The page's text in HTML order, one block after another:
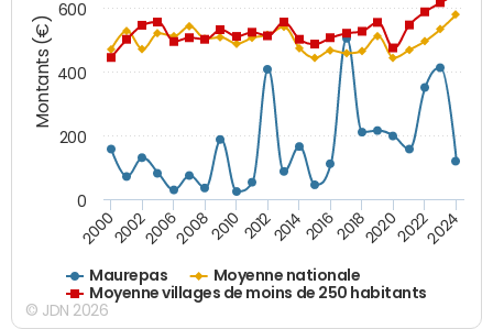
Montants (€)
Maurepas
Moyenne nationale
Moyenne villages de moins de 250 habitants
20002002200620082010 2012201420162018202020222024
0
200
400
600
© JDN 2026